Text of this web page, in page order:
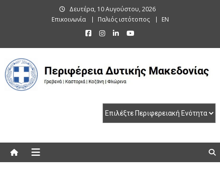
Δευτέρα, 10 Αυγούστου, 2026
Επικοινωνία
Παλιός ιστότοπος EN